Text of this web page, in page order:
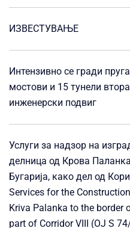
ИЗВЕСТУВАЊЕ
Интензивно се гради
мостови и 15 тунели
инженерски подвиг
Услуги за надзор на
делница од Крова
Бугарија, како дел од
Services for the
Kriva Palanka to the border
part of Corridor VIII (OJ S